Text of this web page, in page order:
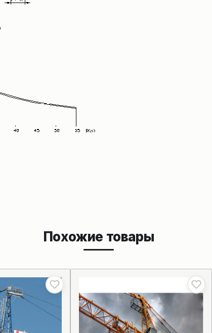
Похожие товары